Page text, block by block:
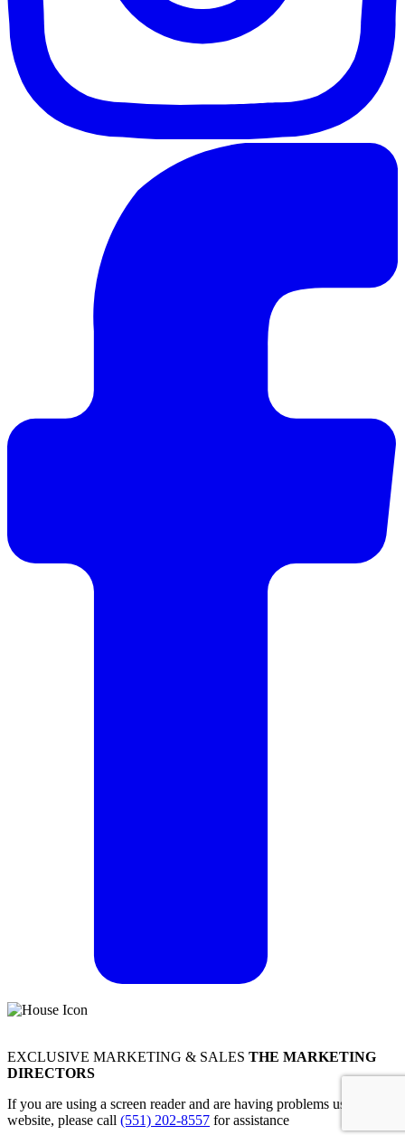
EXCLUSIVE MARKETING & SALES THE MARKETING
DIRECTORS
If you are using a screen reader and are having problems using this
website, please call (551) 202-8557 for assistance